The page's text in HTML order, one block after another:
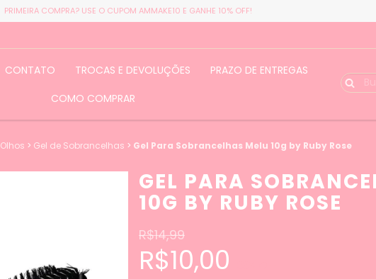
PRIMEIRA COMPRA? USE O CUPOM AMMAKE10 E GANHE 10% OFF!
CONTATO TROCAS E DEVOLUÇÕES
PRAZO DE ENTREGAS
COMO COMPRAR
Olhos > Gel de Sobrancelhas > Gel Para Sobrancelhas Melu 10g by Ruby Rose
GEL PARA
10G BY RUBY ROSE
R$14,99
R$10,00